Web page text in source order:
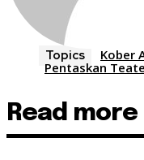
Topics Kober
Pentaskan
Read more